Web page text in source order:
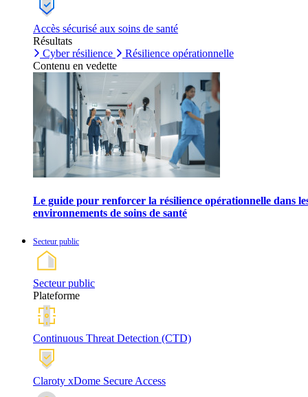
Accès sécurisé aux soins de santé
Résultats
Cyber résilience
Résilience opérationnelle
Contenu en vedette
Le guide pour renforcer la résilience opérationnelle dans
environnements de soins de santé
Secteur public
Secteur public
Plateforme
Continuous Threat Detection (CTD)
Claroty xDome Secure Access